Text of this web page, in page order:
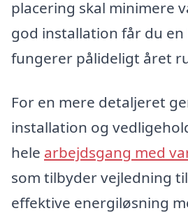
placering skal minimere
god installation får du
fungerer pålideligt året
For en mere detaljeret
installation og
hele arbejdsgang med
som tilbyder vejledning
effektive energiløsning